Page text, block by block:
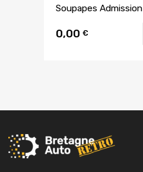
Soupapes Admission
0,00 €